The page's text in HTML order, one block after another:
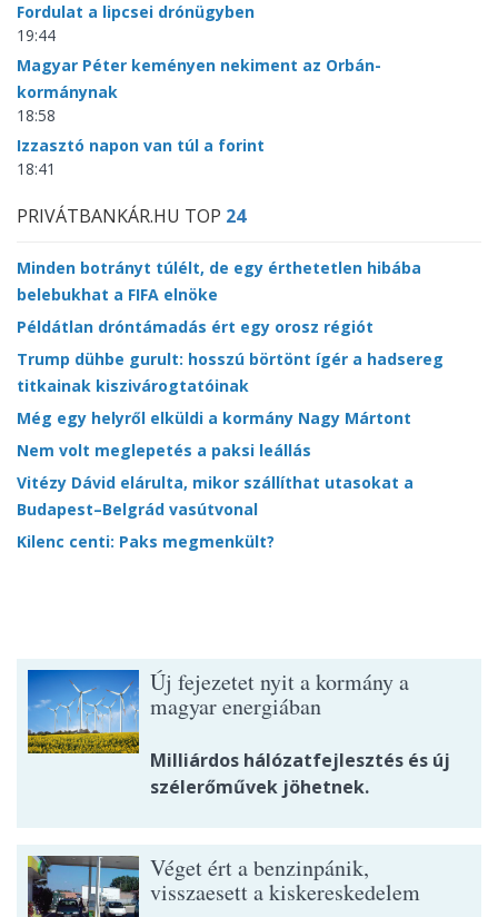
Fordulat a lipcsei drónügyben
19:44
Magyar Péter keményen nekiment az Orbán-
kormánynak
18:58
Izzasztó napon van túl a forint
18:41
PRIVÁTBANKÁR.HU TOP 24
Minden botrányt túlélt, de egy érthetetlen hibába
belebukhat a FIFA elnöke
Példátlan dróntámadás ért egy orosz régiót
Trump dühbe gurult: hosszú börtönt ígér a hadsereg
titkainak kiszivárogtatóinak
Még egy helyről elküldi a kormány Nagy Mártont
Nem volt meglepetés a paksi leállás
Vitézy Dávid elárulta, mikor szállíthat utasokat a
Budapest–Belgrád vasútvonal
Kilenc centi: Paks megmenkült?
Új fejezetet nyit a kormány a
magyar energiában
Milliárdos hálózatfejlesztés és új
szélerőművek jöhetnek.
Véget ért a benzinpánik,
visszaesett a kiskereskedelem